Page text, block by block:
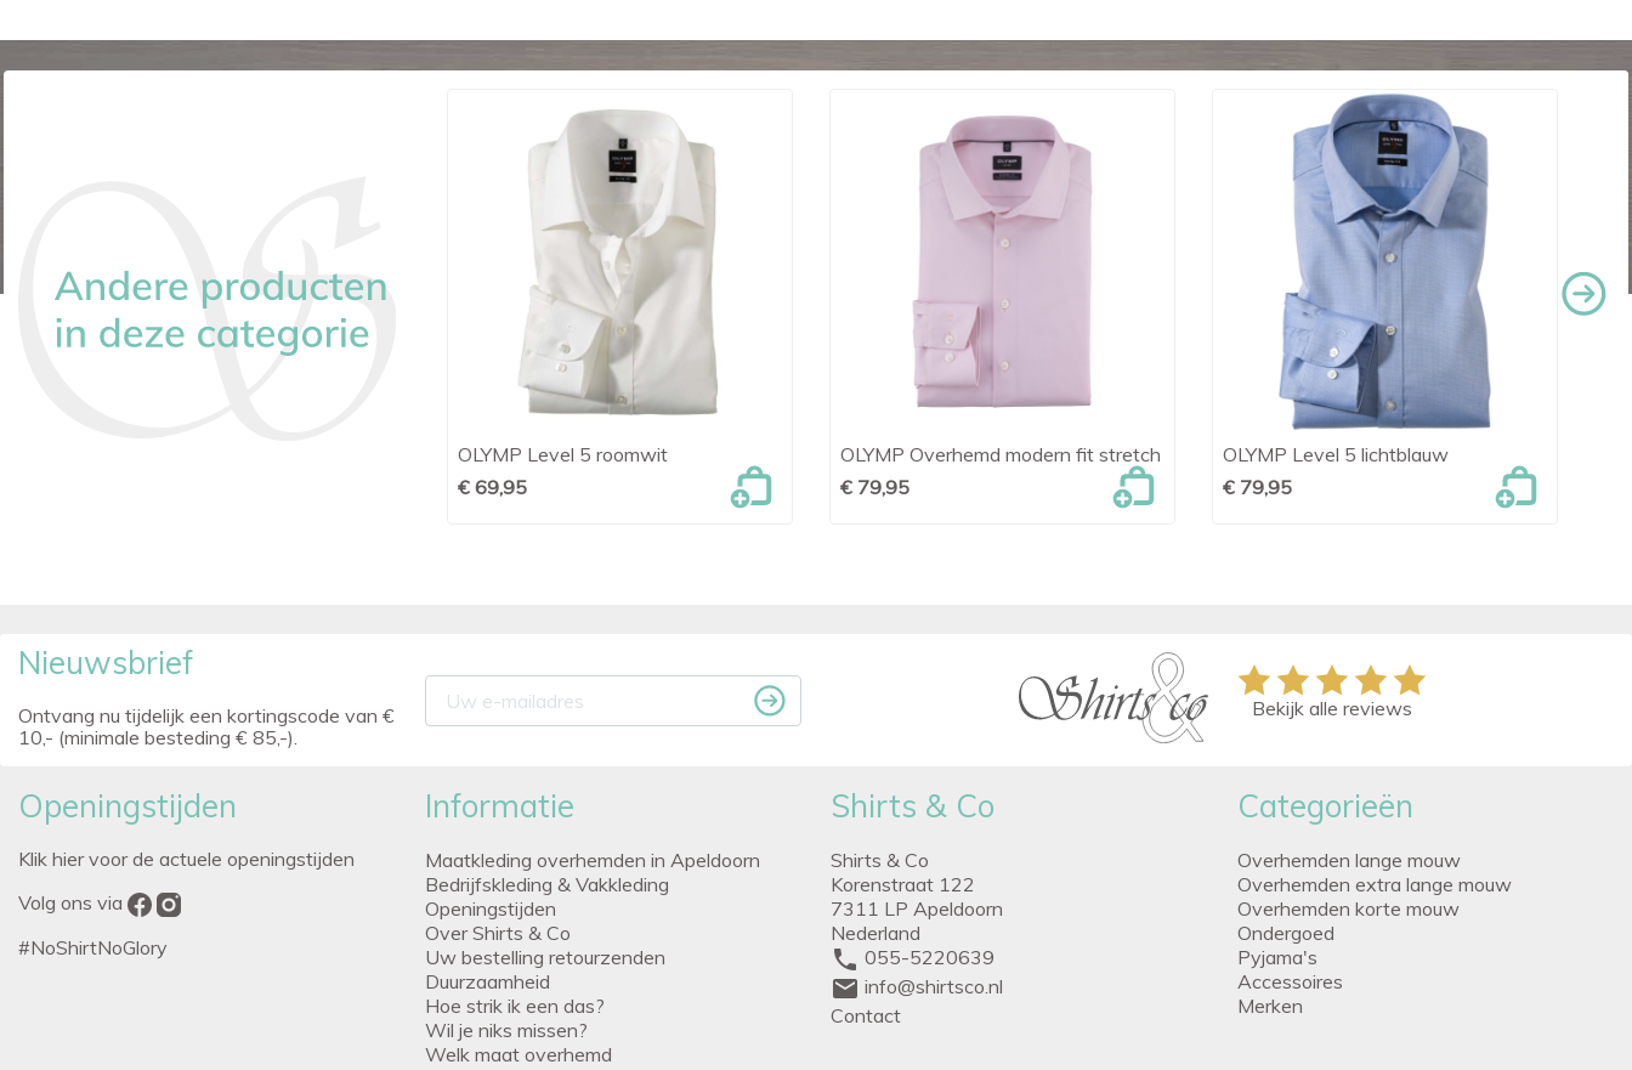
 Snel bekijken
OLYMP Level 5 roomwit
€ 69,95
 Snel bekijken
OLYMP Overhemd modern fit stretch
€ 79,95
 Snel bekijken
OLYMP Level 5 lichtblauw
€ 79,95
Nieuwsbrief
Ontvang nu tijdelijk een kortingscode van €
10,- (minimale besteding € 85,-).
Bekijk alle reviews
Openingstijden
Klik hier voor de actuele openingstijden
Volg ons via
#NoShirtNoGlory
Informatie
Maatkleding overhemden in Apeldoorn
Bedrijfskleding & Vakkleding
Openingstijden
Over Shirts & Co
Uw bestelling retourzenden
Duurzaamheid
Hoe strik ik een das?
Wil je niks missen?
Welk maat overhemd
Shirts & Co
Shirts & Co
Korenstraat 122
7311 LP Apeldoorn
Nederland
phone 055-5220639
mail info@shirtsco.nl
Contact
Categorieën
Overhemden lange mouw
Overhemden extra lange mouw
Overhemden korte mouw
Ondergoed
Pyjama's
Accessoires
Merken